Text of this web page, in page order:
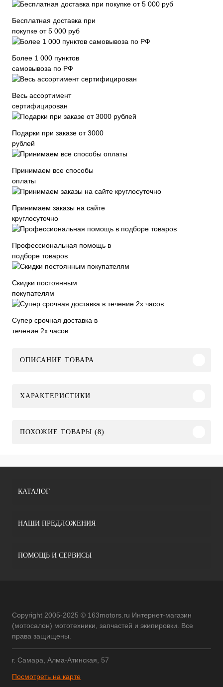
Бесплатная доставка при
покупке от 5 000 руб
Более 1 000 пунктов
самовывоза по РФ
Весь ассортимент
сертифицирован
Подарки при заказе от 3000
рублей
Принимаем все способы
оплаты
Принимаем заказы на сайте
круглосуточно
Профессиональная помощь в
подборе товаров
Скидки постоянным
покупателям
Супер срочная доставка в
течение 2х часов
ОПИСАНИЕ ТОВАРА
ХАРАКТЕРИСТИКИ
ПОХОЖИЕ ТОВАРЫ (8)
КАТАЛОГ
НАШИ ПРЕДЛОЖЕНИЯ
ПОМОЩЬ И СЕРВИСЫ
Copyright 2005-2025 © 163motors.ru Интернет-магазин
(мотосалон) мототехники, запчастей и экипировки. Все
права защищены.
г. Самара, Алма-Атинская, 57
Посмотреть на карте